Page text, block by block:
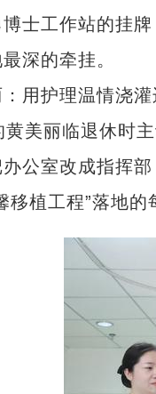
工作站的挂牌
深的牵挂。
护理温情浇灌
丽临退休时主
公室改成指挥
移植工程”落地